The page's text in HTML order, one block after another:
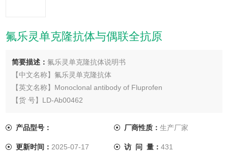
氟乐灵单克隆抗体与偶联全抗原
简要描述：氟乐灵单克隆抗体说明书
【中文名称】氟乐灵单克隆抗体
【英文名称】Monoclonal antibody of Fluprofen
【货 号】LD-Ab00462
【亚 型】IgG
【ELISA 效价】 0.005M PBS 体系下1:200000 以上
产品型号： 厂商性质： 生产厂家
更新时间： 2025-07-17 访 问 量： 431